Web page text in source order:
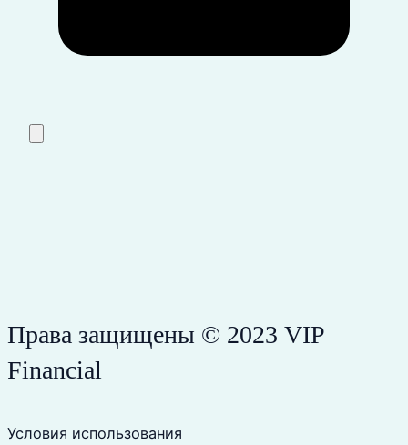
Права защищены © 2023 VIP
Financial
Условия использования